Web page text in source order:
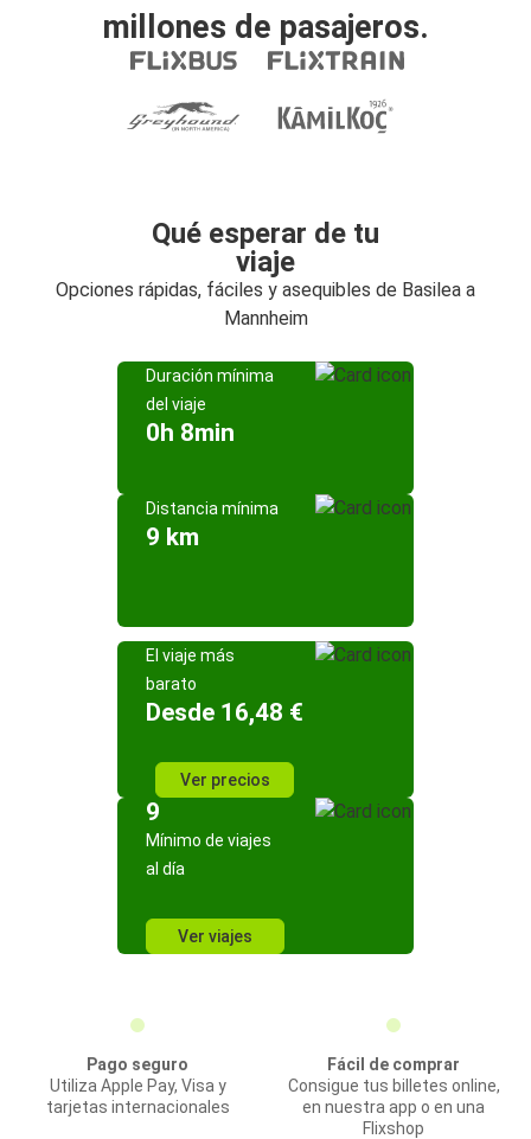
millones de pasajeros.
Qué esperar de tu
viaje
Opciones rápidas, fáciles y asequibles de Basilea a
Mannheim
Duración mínima
del viaje
0h 8min
Distancia mínima
9 km
El viaje más
barato
Desde 16,48 €
Ver precios
9
Mínimo de viajes
al día
Ver viajes
Pago seguro
Utiliza Apple Pay, Visa y
tarjetas internacionales
Fácil de comprar
Consigue tus billetes online,
en nuestra app o en una
Flixshop